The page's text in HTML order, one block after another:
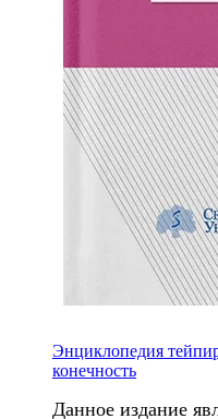
Энциклопедия
конечность
Данное издание